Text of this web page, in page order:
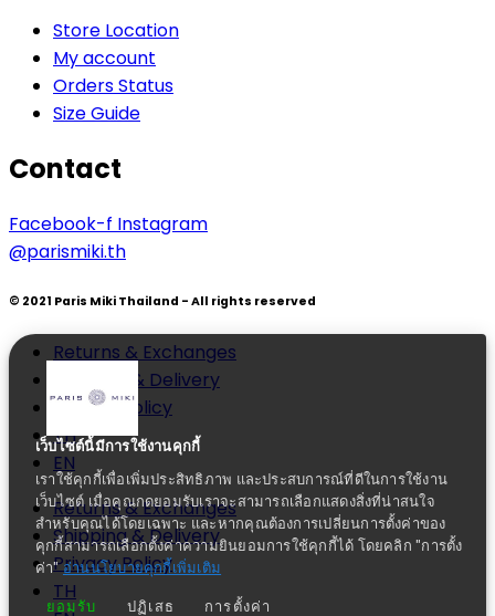
Store Location
My account
Orders Status
Size Guide
Contact
Facebook-f Instagram
@parismiki.th
© 2021 Paris Miki Thailand - All rights reserved
Returns & Exchanges
Shipping & Delivery
Privacy Policy
TH
EN
Returns & Exchanges
Shipping & Delivery
Privacy Policy
TH
เว็บไซต์นี้มีการใช้งานคุกกี้
เราใช้คุกกี้เพื่อเพิ่มประสิทธิภาพ และประสบการณ์ที่ดีในการใช้งาน
เว็บไซต์ เมื่อคุณกดยอมรับเราจะสามารถเลือกแสดงสิ่งที่น่าสนใจ
สำหรับคุณได้โดยเฉพาะ และหากคุณต้องการเปลี่ยนการตั้งค่าของ
คุกกี้สามารถเลือกตั้งค่าความยินยอมการใช้คุกกี้ได้ โดยคลิก "การตั้ง
ค่า"อ่านนโยบายคุกกี้เพิ่มเติม
ยอมรับ ปฏิเสธ การตั้งค่า